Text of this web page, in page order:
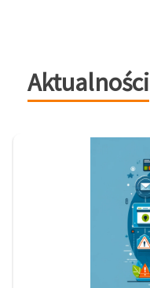
Aktualności